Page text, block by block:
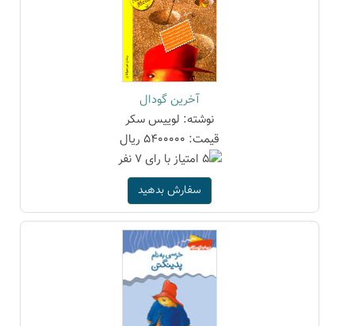
آخرین گودال
نوشته: لوییس سکر
قیمت: 5400000 ریال
سفارش بدهید